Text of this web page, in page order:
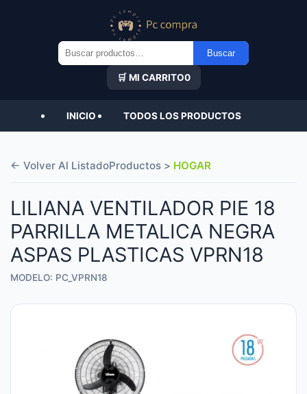
Buscar
por:
Buscar
🛒 MI CARRITO0
INICIO TODOS LOS PRODUCTOS
← Volver Al ListadoProductos > HOGAR
LILIANA VENTILADOR PIE 18
PARRILLA METALICA NEGRA
ASPAS PLASTICAS VPRN18
MODELO: PC_VPRN18